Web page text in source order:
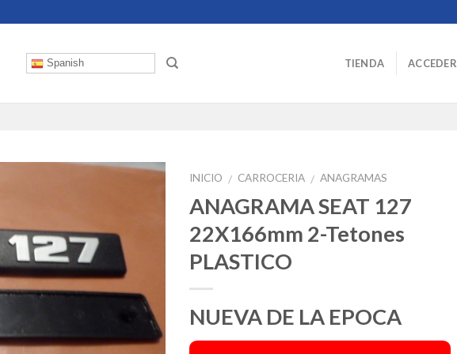
Spanish TIENDA ACCEDER
INICIO / CARROCERIA / ANAGRAMAS
ANAGRAMA SEAT 127
22X166mm 2-Tetones
PLASTICO
NUEVA DE LA EPOCA